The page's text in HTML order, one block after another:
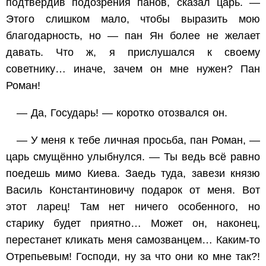
Этого слишком мало, чтобы выразить мою
благодарность, но — пан Ян более не желает
давать. Что ж, я прислушался к своему
советнику… иначе, зачем он мне нужен? Пан
Роман!
— Да, Государь! — коротко отозвался он.
— У меня к тебе личная просьба, пан Роман, —
царь смущённо улыбнулся. — Ты ведь всё равно
поедешь мимо Киева. Заедь туда, завези князю
Василь Константиновичу подарок от меня. Вот
этот ларец! Там нет ничего особенного, но
старику будет приятно… Может он, наконец,
перестанет кликать меня самозванцем… Каким-то
Отрепьевым! Господи, ну за что они ко мне так?!